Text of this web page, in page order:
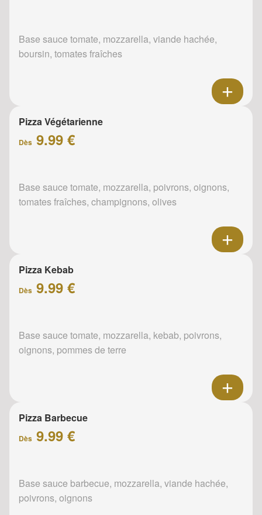
Base sauce tomate, mozzarella, viande hachée,
boursin, tomates fraîches
Pizza Végétarienne
Dès 9.99 €
Base sauce tomate, mozzarella, poivrons, oignons,
tomates fraîches, champignons, olives
Pizza Kebab
Dès 9.99 €
Base sauce tomate, mozzarella, kebab, poivrons,
oignons, pommes de terre
Pizza Barbecue
Dès 9.99 €
Base sauce barbecue, mozzarella, viande hachée,
poivrons, oignons